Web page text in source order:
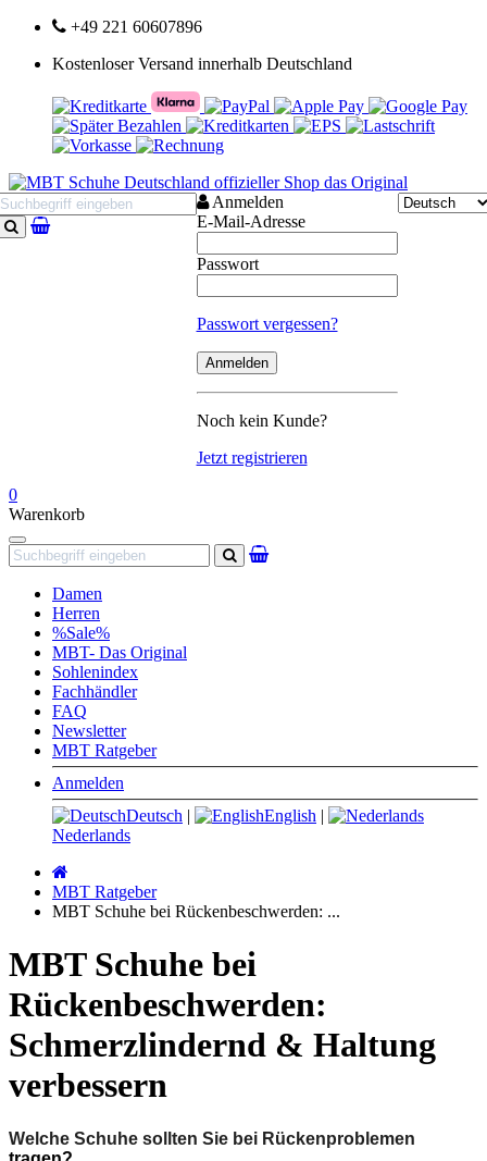
+49 221 60607896
Kostenloser Versand innerhalb Deutschland
Suchen
Anmelden
E-Mail-Adresse
Passwort
Passwort vergessen?
Noch kein Kunde?
Jetzt registrieren
0
Warenkorb
Navigation
Suchen
Damen
Herren
%Sale%
MBT- Das Original
Sohlenindex
Fachhändler
FAQ
Newsletter
MBT Ratgeber
Anmelden
Deutsch | English |
Nederlands
MBT Ratgeber
MBT Schuhe bei Rückenbeschwerden: ...
MBT Schuhe bei
Rückenbeschwerden:
Schmerzlindernd & Haltung
verbessern
Welche Schuhe sollten Sie bei Rückenproblemen